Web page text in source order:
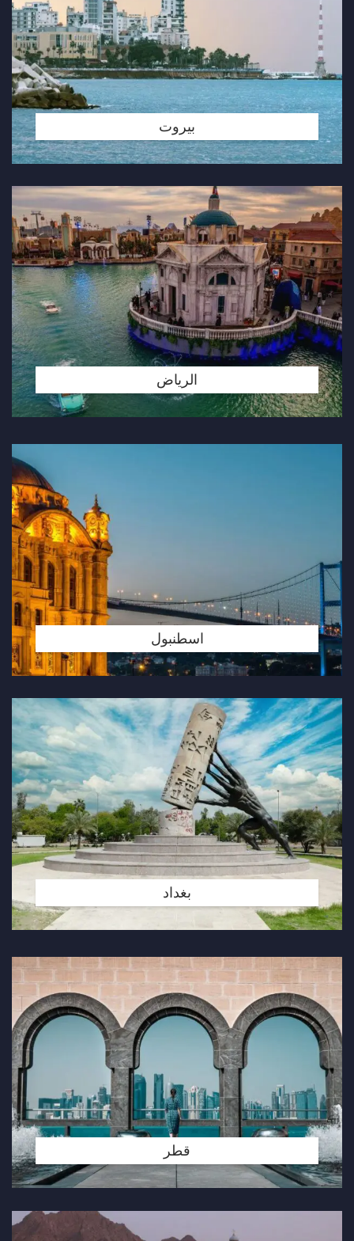
بيروت
الرياض
اسطنبول
بغداد
قطر